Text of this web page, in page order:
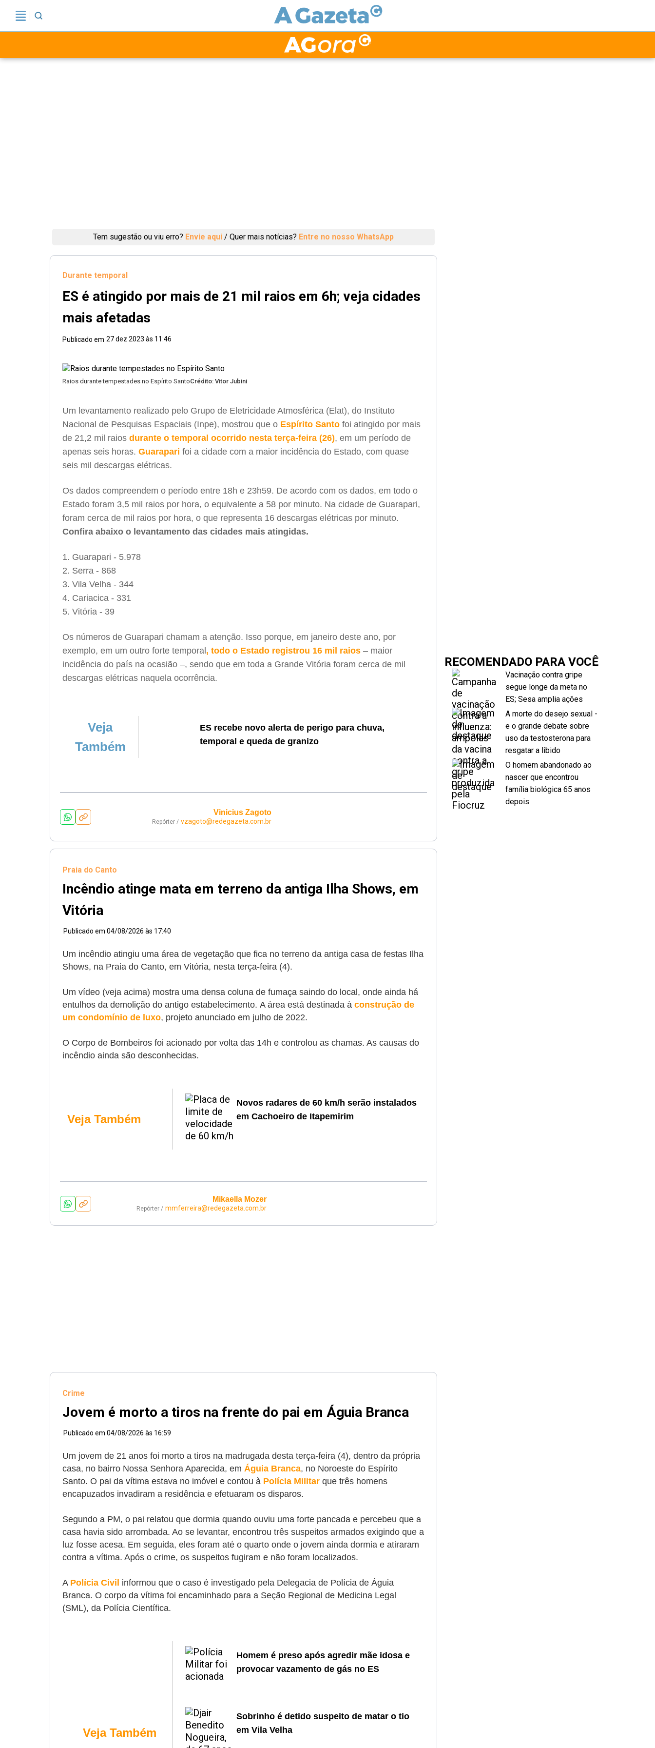
Tem sugestão ou viu erro? Envie aqui / Quer mais notícias? Entre no nosso WhatsApp
Durante temporal
ES é atingido por mais de 21 mil raios em 6h; veja cidades
mais afetadas
Publicado em 27 dez 2023 às 11:46
Raios durante tempestades no Espírito SantoCrédito: Vitor Jubini
Um levantamento realizado pelo Grupo de Eletricidade Atmosférica (Elat), do Instituto
Nacional de Pesquisas Espaciais (Inpe), mostrou que o Espírito Santo foi atingido por mais
de 21,2 mil raios durante o temporal ocorrido nesta terça-feira (26), em um período de
apenas seis horas. Guarapari foi a cidade com a maior incidência do Estado, com quase
seis mil descargas elétricas.
Os dados compreendem o período entre 18h e 23h59. De acordo com os dados, em todo o
Estado foram 3,5 mil raios por hora, o equivalente a 58 por minuto. Na cidade de Guarapari,
foram cerca de mil raios por hora, o que representa 16 descargas elétricas por minuto.
Confira abaixo o levantamento das cidades mais atingidas.
Guarapari - 5.978
Serra - 868
Vila Velha - 344
Cariacica - 331
Vitória - 39
Os números de Guarapari chamam a atenção. Isso porque, em janeiro deste ano, por
exemplo, em um outro forte temporal , todo o Estado registrou 16 mil raios – maior
incidência do país na ocasião –, sendo que em toda a Grande Vitória foram cerca de mil
descargas elétricas naquela ocorrência.
Veja
Também
ES recebe novo alerta de perigo para chuva,
temporal e queda de granizo
Vinicius Zagoto
Repórter / vzagoto@redegazeta.com.br
Praia do Canto
Incêndio atinge mata em terreno da antiga Ilha Shows, em
Vitória
Publicado em 04/08/2026 às 17:40
Um incêndio atingiu uma área de vegetação que fica no terreno da antiga casa de festas Ilha
Shows, na Praia do Canto, em Vitória, nesta terça-feira (4).
Um vídeo (veja acima) mostra uma densa coluna de fumaça saindo do local, onde ainda há
entulhos da demolição do antigo estabelecimento. A área está destinada à construção de
um condomínio de luxo, projeto anunciado em julho de 2022.
O Corpo de Bombeiros foi acionado por volta das 14h e controlou as chamas. As causas do
incêndio ainda são desconhecidas.
Veja Também
Novos radares de 60 km/h serão instalados
em Cachoeiro de Itapemirim
Mikaella Mozer
Repórter / mmferreira@redegazeta.com.br
Crime
Jovem é morto a tiros na frente do pai em Águia Branca
Publicado em 04/08/2026 às 16:59
Um jovem de 21 anos foi morto a tiros na madrugada desta terça-feira (4), dentro da própria
casa, no bairro Nossa Senhora Aparecida, em Águia Branca, no Noroeste do Espírito
Santo. O pai da vítima estava no imóvel e contou à Polícia Militar que três homens
encapuzados invadiram a residência e efetuaram os disparos.
Segundo a PM, o pai relatou que dormia quando ouviu uma forte pancada e percebeu que a
casa havia sido arrombada. Ao se levantar, encontrou três suspeitos armados exigindo que a
luz fosse acesa. Em seguida, eles foram até o quarto onde o jovem ainda dormia e atiraram
contra a vítima. Após o crime, os suspeitos fugiram e não foram localizados.
A Polícia Civil informou que o caso é investigado pela Delegacia de Polícia de Águia
Branca. O corpo da vítima foi encaminhado para a Seção Regional de Medicina Legal
(SML), da Polícia Científica.
Veja Também
Homem é preso após agredir mãe idosa e
provocar vazamento de gás no ES
Sobrinho é detido suspeito de matar o tio
em Vila Velha
RECOMENDADO PARA VOCÊ
Vacinação contra gripe
segue longe da meta no
ES; Sesa amplia ações
A morte do desejo sexual -
e o grande debate sobre
uso da testosterona para
resgatar a libido
O homem abandonado ao
nascer que encontrou
família biológica 65 anos
depois